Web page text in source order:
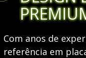
Com anos de
referência em